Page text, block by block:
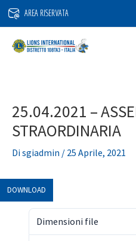
Vai
contenuto
AREA RISERVATA
25.04.2021 –
STRAORDINARIA
Disgiadmin / 25 Aprile, 2021
DOWNLOAD
Dimensioni file